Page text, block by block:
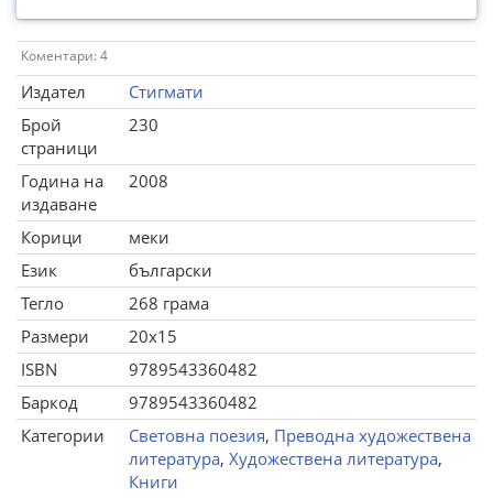
Коментари: 4
Издател
Стигмати
Брой
страници
230
Година на
издаване
2008
Корици
меки
Език
български
Тегло
268 грама
Размери
20x15
ISBN
9789543360482
Баркод
9789543360482
Категории
Световна поезия, Преводна художествена
литература, Художествена литература,
Книги